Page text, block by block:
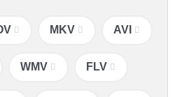
MKV AVI
WMV FLV